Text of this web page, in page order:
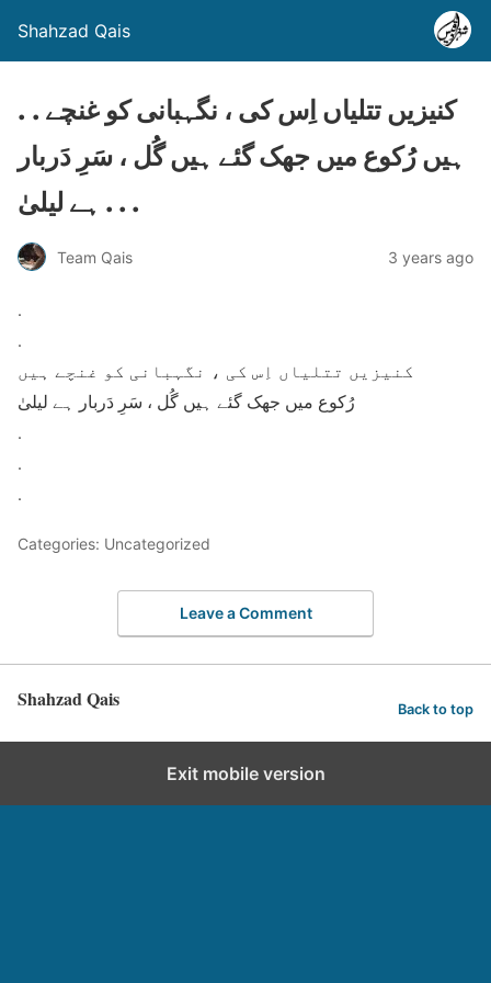
Shahzad Qais
. . کنیزیں تتلیاں اِس کی ، نگہبانی کو غنچے
ہیں رُکوع میں جھک گئے ہیں گُل ، سَرِ دَربار
ہے لیلیٰ . . .
Team Qais 3 years ago
.
.
کنیزیں تتلیاں اِس کی ، نگہبانی کو غنچے ہیں
رُکوع میں جھک گئے ہیں گُل ، سَرِ دَربار ہے لیلیٰ
.
.
.
Categories: Uncategorized
Leave a Comment
Shahzad Qais Back to top
Exit mobile version